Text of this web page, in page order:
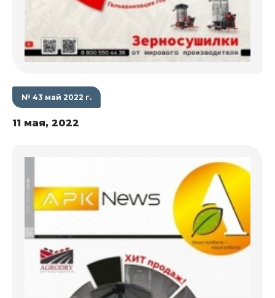
№ 43 май 2022 г.
11 мая, 2022